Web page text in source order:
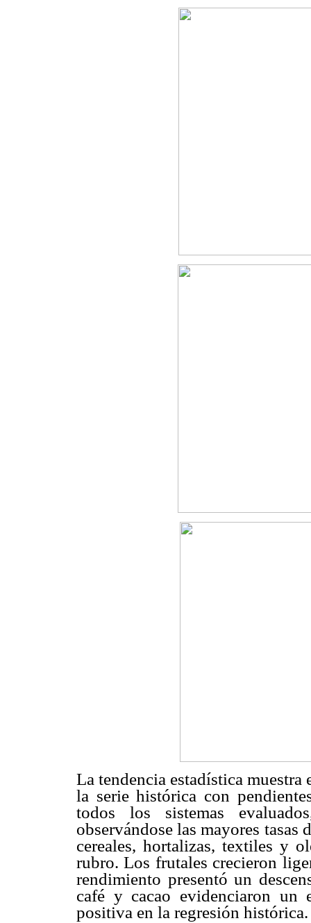
La tendencia estadística
la serie histórica con
todos los sistemas
observándose las mayores tasas
cereales, hortalizas, textiles y
rubro. Los frutales crecieron
rendimiento presentó un
café y cacao evidenciaron un
positiva en la regresión histórica.